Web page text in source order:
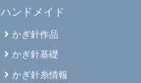
ハンドメイド
かぎ針作品
かぎ針基礎
かぎ針糸情報